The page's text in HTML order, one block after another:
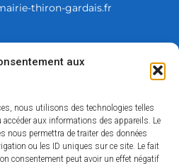
aux
nous utilisons des technologies telles
aux informations des appareils. Le
nous permettra de traiter des données
ou les ID uniques sur ce site. Le fait
consentement peut avoir un effet négatif
Gardais
Gardais
thiron-gardais.fr